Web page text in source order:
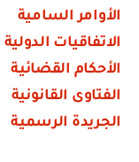
الأوامر السامية
الاتفاقيات الدولية
الأحكام القضائية
الفتاوى القانونية
الجريدة الرسمية